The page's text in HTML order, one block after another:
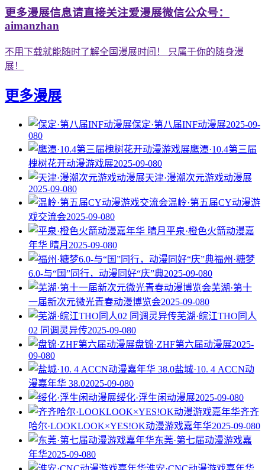
更多漫展信息请直接关注爱漫展微信公众号：
aimanzhan
不用下载就能随时了解全国漫展时间！ 只属于你的随身漫
展！
更多漫展
保定·第八届INF动漫展2025-09-
080
鹰潭·10.4第三届
槐树花开动漫游戏展2025-09-080
天津·漫潮次元游戏动漫展
2025-09-080
温岭·第五届CY动漫游
戏交流会2025-09-080
平泉·橙色火箭动漫嘉
年华 晴月 2025-09-080
福州·糖梦
6.0-与“国”同行，动漫同好“庆”典2025-09-080
芜湖·第十
一届新次元微光青春动漫博览会2025-09-080
芜湖·皖江THO同人
02 同调灵异传2025-09-080
盘锦·ZHF第六届动漫展2025-
09-080
盐城·10. 4 ACCN动
漫嘉年华 38.02025-09-080
绥化·浮生闲动漫展2025-09-080
齐齐
哈尔·LOOKLOOK×YES!OK动漫游戏嘉年华2025-09-080
东莞·第七届动漫游戏嘉
年华2025-09-080